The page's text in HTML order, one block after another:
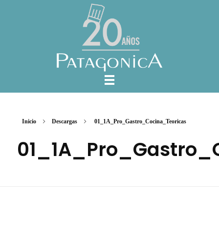
Inicio Descargas 01_1A_Pro_Gastro_Cocina_Teoricas